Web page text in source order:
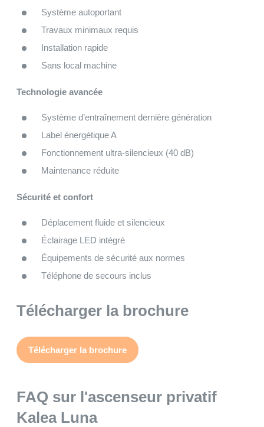
Système autoportant
Travaux minimaux requis
Installation rapide
Sans local machine
Technologie avancée
Système d’entraînement dernière génération
Label énergétique A
Fonctionnement ultra-silencieux (40 dB)
Maintenance réduite
Sécurité et confort
Déplacement fluide et silencieux
Éclairage LED intégré
Équipements de sécurité aux normes
Téléphone de secours inclus
Télécharger la brochure
Télécharger la brochure
FAQ sur l'ascenseur privatif
Kalea Luna